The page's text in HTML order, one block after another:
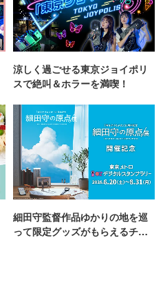
涼しく過ごせる東京ジョイポリ
スで絶叫＆ホラーを満喫！
細田守監督作品ゆかりの地を巡
って限定グッズがもらえるチャ